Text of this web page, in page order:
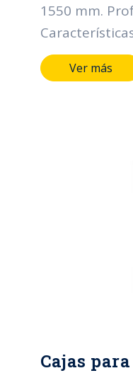
1550 mm.
Grado de
Grado de
inoxidable
Pintura
RAL serie 70
tipo buje de
triangular o
Ver más
Cajas